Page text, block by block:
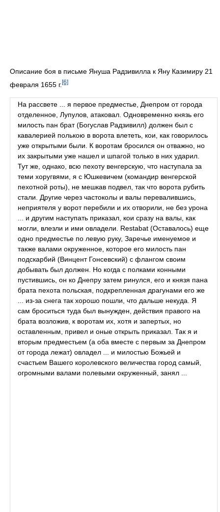
Описание боя в письме Януша Радзивилла к Яну Казимиру 21
февраля 1655 г. [6]
На рассвете ... я первое предместье, Днепром от города
отделенное, Лупулов, атаковал. Одновременно князь его
милость пан брат (Богуслав Радзивилл) должен был с
кавалерией полькою в ворота влететь, кои, как говорилось
уже открытыми были. К воротам бросился он отважно, но
их закрытыми уже нашел и шпагой только в них ударил.
Тут же, однако, всю пехоту венгерскую, что наступала за
теми хоругвями, я с Юшкевичем (командир венгерской
пехотной роты), не мешкав подвел, так что ворота рубить
стали. Другие через частоколы и валы перевалившись,
неприятеля у ворот перебили и их отворили, не без урона
... и другим наступать приказал, кои сразу на валы, как
могли, влезли и ими овладели. Restabat (Оставалось) еще
одно предместье по левую руку, Заречье именуемое и
также валами окруженное, которое его милость пан
подскарбий (Винцент Гонсевский) с флангом своим
добывать был должен. Но когда с полками конными
пустившись, он ко Днепру затем ринулся, его и князя пана
брата пехота польская, подкрепленная драгунами его же
... из-за снега так хорошо пошли, что дальше некуда. Я
сам броситься туда был вынужден, действия правого на
брата возложив, к воротам их, хотя и запертых, но
оставленным, привел и оные открыть приказал. Так я и
вторым предместьем (а оба вместе с первым за Днепром
от города лежат) овладел ... и милостью Божьей и
счастьем Вашего королевского величества город самый,
огромными валами полевыми окруженный, занял ...